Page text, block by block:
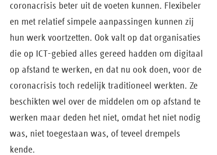
coronacrisis beter uit de voeten kunnen. Flexibeler
en met relatief simpele aanpassingen kunnen zij
hun werk voortzetten. Ook valt op dat organisaties
die op ICT-gebied alles gereed hadden om digitaal
op afstand te werken, en dat nu ook doen, voor de
coronacrisis toch redelijk traditioneel werkten. Ze
beschikten wel over de middelen om op afstand te
werken maar deden het niet, omdat het niet nodig
was, niet toegestaan was, of teveel drempels
kende.